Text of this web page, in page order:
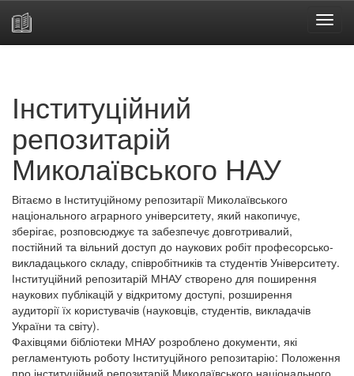
Інституційний
репозитарій
Миколаївського НАУ
Вітаємо в Інституційному репозитарії Миколаївського
національного аграрного університету, який накопичує,
зберігає, розповсюджує та забезпечує довготривалий,
постійний та вільний доступ до наукових робіт професорсько-
викладацького складу, співробітників та студентів Університету.
Інституційний репозитарій МНАУ створено для поширення
наукових публікацій у відкритому доступі, розширення
аудиторії їх користувачів (науковців, студентів, викладачів
України та світу).
Фахівцями бібліотеки МНАУ розроблено документи, які
регламентують роботу Інституційного репозитарію: Положення
про інституційний репозитарій Миколаївського національного